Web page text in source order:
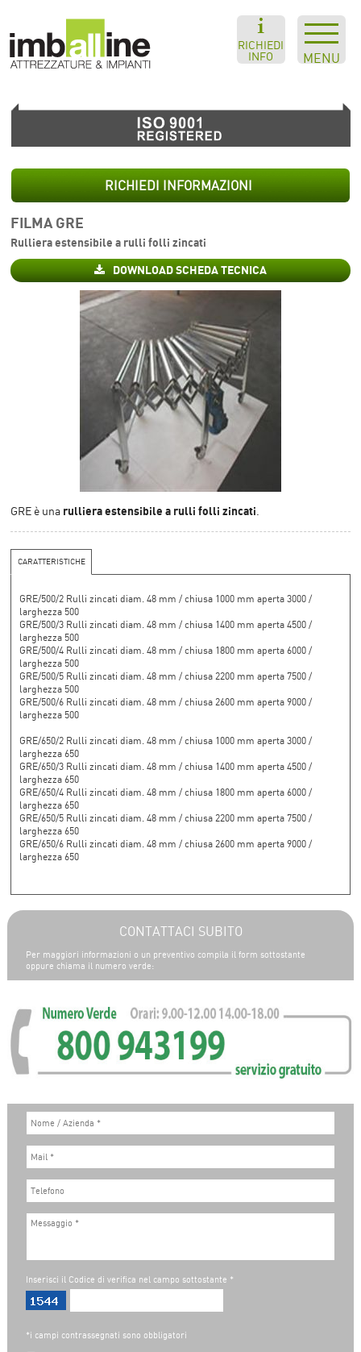
MENU
RICHIEDI
INFO
RICHIEDI INFORMAZIONI
FILMA GRE
Rulliera estensibile a rulli folli zincati
DOWNLOAD SCHEDA TECNICA
GRE è una rulliera estensibile a rulli folli zincati.
CARATTERISTICHE
GRE/500/2 Rulli zincati diam. 48 mm / chiusa 1000 mm aperta 3000 /
larghezza 500
GRE/500/3 Rulli zincati diam. 48 mm / chiusa 1400 mm aperta 4500 /
larghezza 500
GRE/500/4 Rulli zincati diam. 48 mm / chiusa 1800 mm aperta 6000 /
larghezza 500
GRE/500/5 Rulli zincati diam. 48 mm / chiusa 2200 mm aperta 7500 /
larghezza 500
GRE/500/6 Rulli zincati diam. 48 mm / chiusa 2600 mm aperta 9000 /
larghezza 500
GRE/650/2 Rulli zincati diam. 48 mm / chiusa 1000 mm aperta 3000 /
larghezza 650
GRE/650/3 Rulli zincati diam. 48 mm / chiusa 1400 mm aperta 4500 /
larghezza 650
GRE/650/4 Rulli zincati diam. 48 mm / chiusa 1800 mm aperta 6000 /
larghezza 650
GRE/650/5 Rulli zincati diam. 48 mm / chiusa 2200 mm aperta 7500 /
larghezza 650
GRE/650/6 Rulli zincati diam. 48 mm / chiusa 2600 mm aperta 9000 /
larghezza 650
CONTATTACI SUBITO
Per maggiori informazioni o un preventivo compila il form sottostante
oppure chiama il numero verde:
Inserisci il Codice di verifica nel campo sottostante *
*i campi contrassegnati sono obbligatori